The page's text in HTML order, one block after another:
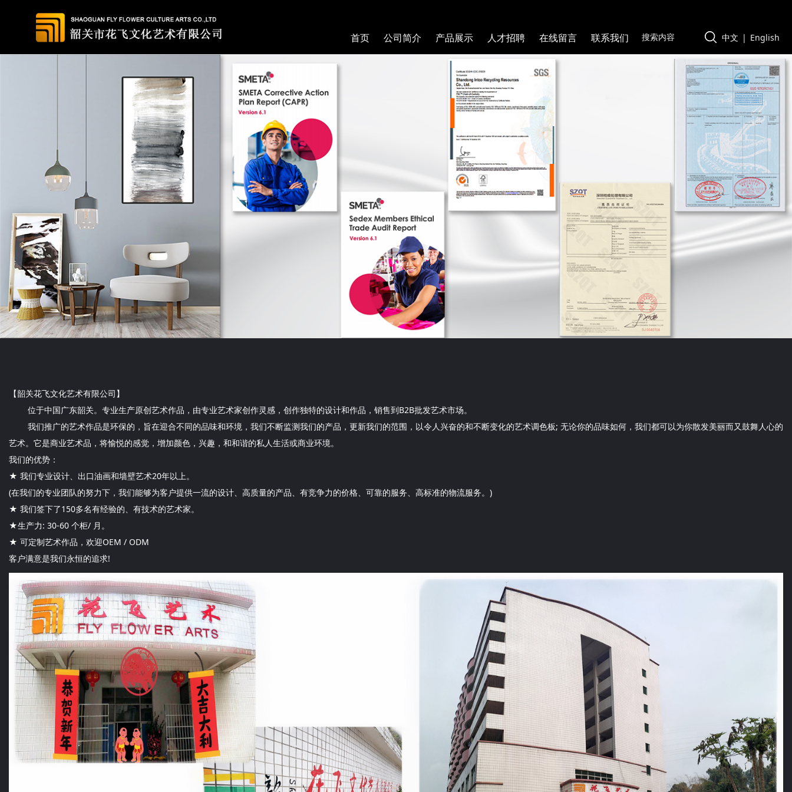
中文 | English
首页 公司简介 产品展示 人才招聘 在线留言 联系我们
【韶关花飞文化艺术有限公司】
位于中国广东韶关。专业生产原创艺术作品，由专业艺术家创作灵感，创作独特的设计和作品，销售到B2B批发艺术市场。
我们推广的艺术作品是环保的，旨在迎合不同的品味和环境，我们不断监测我们的产品，更新我们的范围，以令人兴奋的和不断变化的艺术调色板; 无论你的品味如何，我们都可以为你散发美丽而又鼓舞人心的
艺术。它是商业艺术品，将愉悦的感觉，增加颜色，兴趣，和和谐的私人生活或商业环境。
我们的优势：
★ 我们专业设计、出口油画和墙壁艺术20年以上。
(在我们的专业团队的努力下，我们能够为客户提供一流的设计、高质量的产品、有竞争力的价格、可靠的服务、高标准的物流服务。)
★ 我们签下了150多名有经验的、有技术的艺术家。
★生产力: 30-60 个柜/ 月。
★ 可定制艺术作品，欢迎OEM / ODM
客户满意是我们永恒的追求!